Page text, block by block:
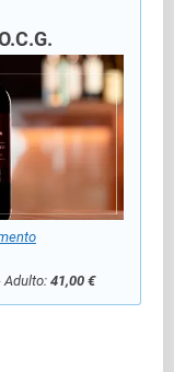
Adulto: 41,00 €